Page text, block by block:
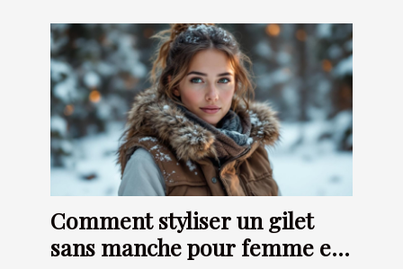
Comment styliser un gilet
sans manche pour femme en